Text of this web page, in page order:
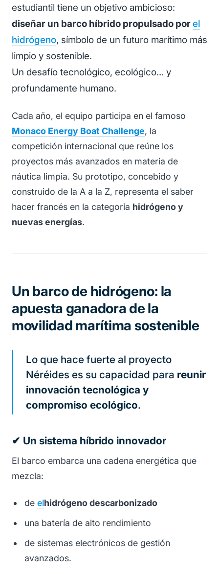
estudiantil tiene un objetivo ambicioso:
diseñar un barco híbrido propulsado porel
hidrógeno, símbolo de un futuro marítimo más
limpio y sostenible.
Un desafío tecnológico, ecológico… y
profundamente humano.
Cada año, el equipo participa en el famoso
Monaco Energy Boat Challenge, la
competición internacional que reúne los
proyectos más avanzados en materia de
náutica limpia. Su prototipo, concebido y
construido de la A a la Z, representa el saber
hacer francés en la categoría hidrógeno y
nuevas energías.
Un barco de hidrógeno: la
apuesta ganadora de la
movilidad marítima sostenible
Lo que hace fuerte al proyecto
Néréides es su capacidad para reunir
innovación tecnológica y
compromiso ecológico.
✔ Un sistema híbrido innovador
El barco embarca una cadena energética que
mezcla:
de elhidrógeno descarbonizado
una batería de alto rendimiento
de sistemas electrónicos de gestión
avanzados.